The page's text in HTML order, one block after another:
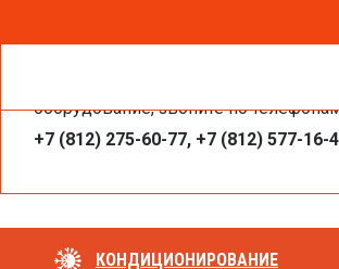
оборудование, звоните по
+7 (812) 275-60-77, +7 (812) 577-16-
Брошюра
КОНДИЦИОНИРОВАНИЕ